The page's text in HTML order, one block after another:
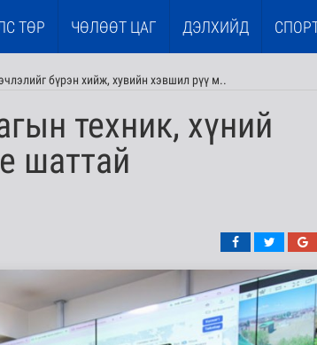
ТӨР ЧӨЛӨӨТ ЦАГ ДЭЛХИЙД
бүрэн хийж, хувийн хэвшил рүү м..
техник, хүний
шаттай